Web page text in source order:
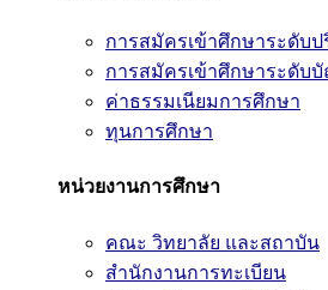
การสมัครเข้าศึกษาระดั
การสมัครเข้าศึกษาระดับ
ค่าธรรมเนียมการศึกษา
ทุนการศึกษา
หน่วยงานการศึกษา
คณะ วิทยาลัย และสถาบัน
สำนักงานการทะเบียน